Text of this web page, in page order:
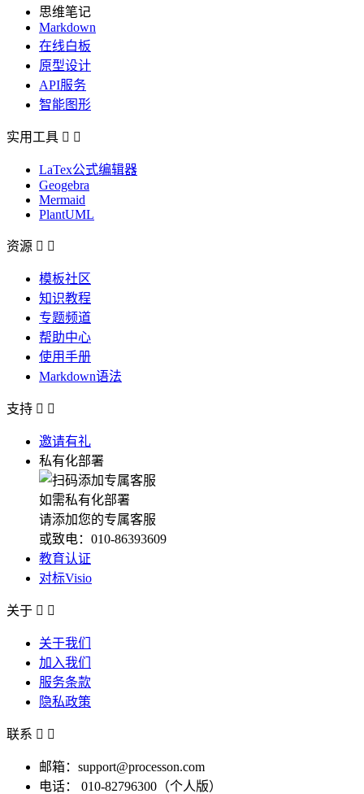
思维笔记
Markdown
在线白板
原型设计
API服务
智能图形
实用工具  
LaTex公式编辑器
Geogebra
Mermaid
PlantUML
资源  
模板社区
知识教程
专题频道
帮助中心
使用手册
Markdown语法
支持  
邀请有礼
私有化部署
如需私有化部署
请添加您的专属客服
或致电：010-86393609
教育认证
对标Visio
关于  
关于我们
加入我们
服务条款
隐私政策
联系  
邮箱：support@processon.com
电话：
010-82796300（个人版）